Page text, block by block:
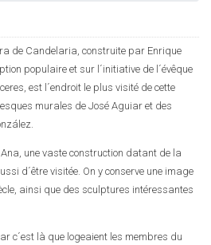
de Candelaria, construite par Enrique
populaire et sur l´initiative de l´évêque
est l´endroit le plus visité de cette
murales de José Aguiar et des
une vaste construction datant de la
d´être visitée. On y conserve une image
ainsi que des sculptures intéressantes
c´est là que logeaient les membres du